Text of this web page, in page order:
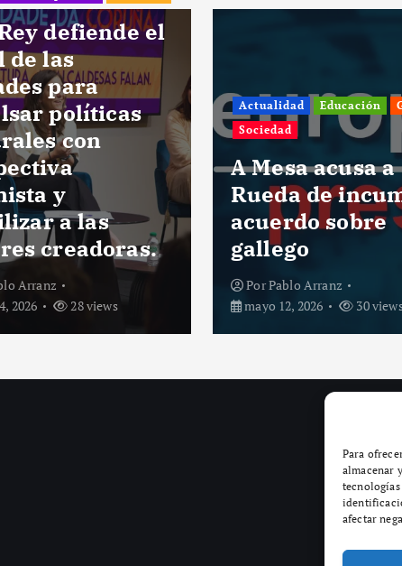
Para
almacenar
afectar
Educación
acusa a
de incumplir
sobre
Arranz
2026
30 views
Actualidad
Asociaciones
Igualdad
Sociedad
La rúa San
estrena banco
morado en
la Fibromialgia
PorPablo Arranz
mayo 11, 2026
31